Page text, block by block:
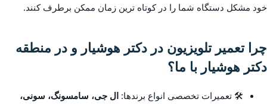
خود مشکل دستگاه شما را در کوتاه ترین زمان ممکن برطرف کنند.
چرا تعمیر تلویزیون در دکتر هوشیار و در منطقه
دکتر هوشیار با ما؟
🛠️ تعمیرات تخصصی انواع برندها: ال جی، سامسونگ، سونی،